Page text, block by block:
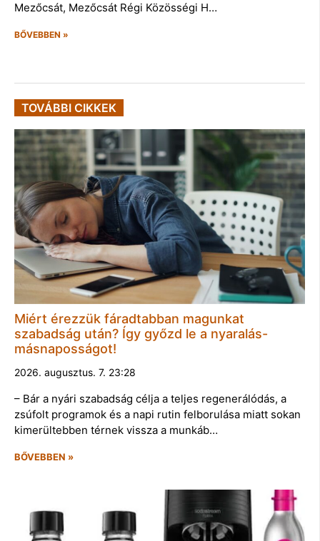
Mezőcsát, Mezőcsát Régi Közösségi H…
BŐVEBBEN »
TOVÁBBI CIKKEK
Miért érezzük fáradtabban magunkat
szabadság után? Így győzd le a nyaralás-
másnaposságot!
2026. augusztus. 7. 23:28
– Bár a nyári szabadság célja a teljes regenerálódás, a
zsúfolt programok és a napi rutin felborulása miatt sokan
kimerültebben térnek vissza a munkáb…
BŐVEBBEN »